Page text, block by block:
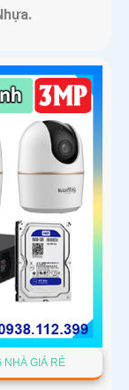
NHÀ GIÁ RẺ